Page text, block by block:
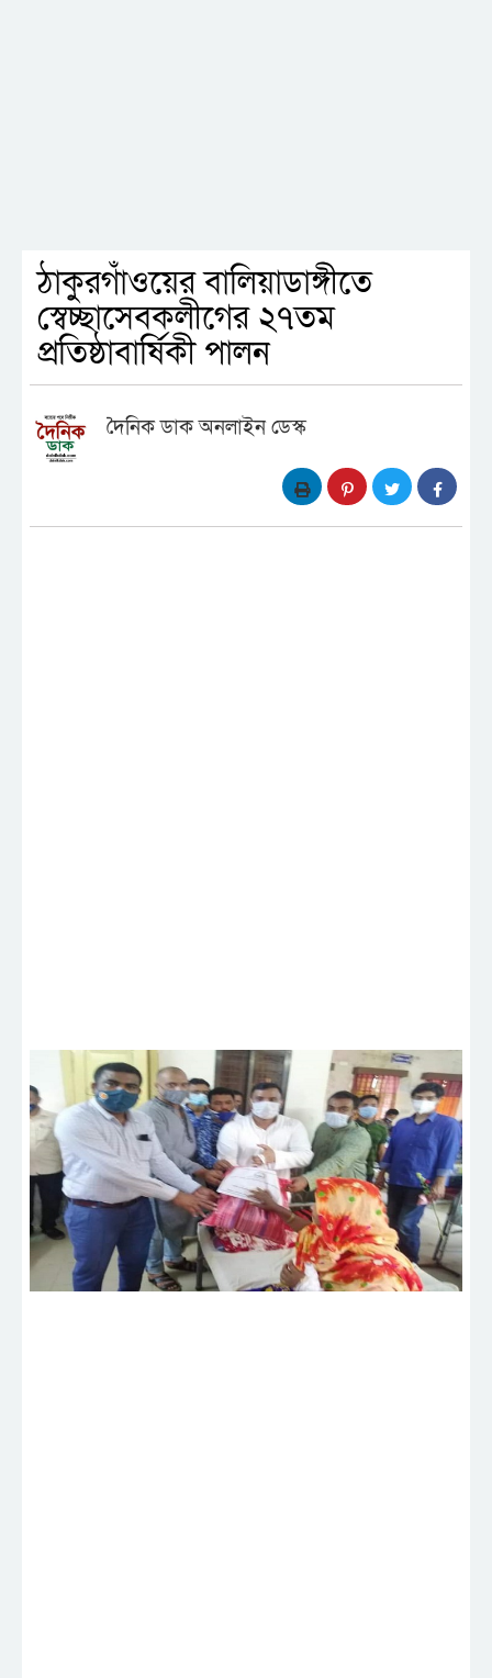
ঠাকুরগাঁওয়ের বালিয়াডাঙ্গীতে
স্বেচ্ছাসেবকলীগের ২৭তম
প্রতিষ্ঠাবার্ষিকী পালন
দৈনিক ডাক অনলাইন ডেস্ক